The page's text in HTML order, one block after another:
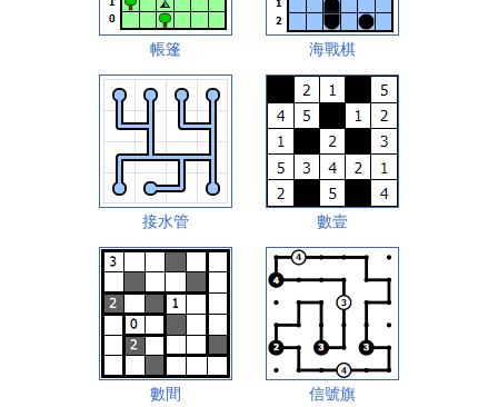
帳篷 海戰棋
接水管 數壹
數間 信號旗